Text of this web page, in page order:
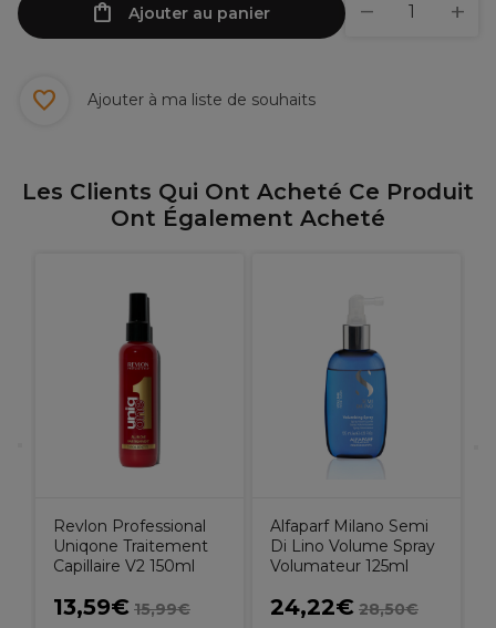
Ajouter au panier
Ajouter à ma liste de souhaits
Les Clients Qui Ont Acheté Ce Produit
Ont Également Acheté
Revlon Professional
Uniqone Traitement
Capillaire V2 150ml
13,59€ 15,99€
Alfaparf Milano Semi
Di Lino Volume Spray
Volumateur 125ml
24,22€ 28,50€